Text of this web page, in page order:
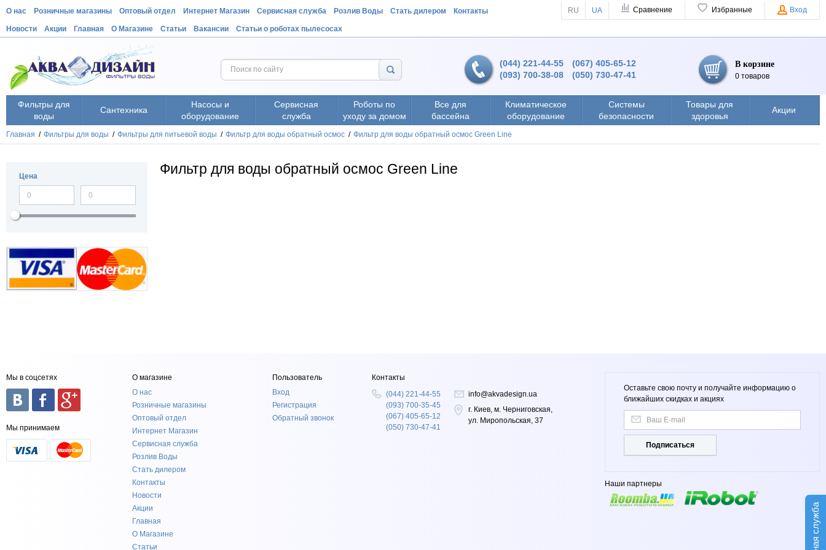
О нас Розничные магазины Оптовый отдел Интернет Магазин Сервисная служба Розлив Воды Стать дилером Контакты
Новости Акции Главная О Магазине Статьи Вакансии Статьи о роботах пылесосах
RU UA Сравнение Избранные Вход
(044) 221-44-55
(093) 700-38-08
(067) 405-65-12
(050) 730-47-41
В корзине
0 товаров
Фильтры для
воды
Сантехника
Насосы и
оборудование
Сервисная
служба
Роботы по
уходу за домом
Все для
бассейна
Климатическое
оборудование
Системы
безопасности
Товары для
здоровья
Акции
Главная / Фильтры для воды / Фильтры для питьевой воды / Фильтр для воды обратный осмос / Фильтр для воды обратный осмос Green Line
Цена Фильтр для воды обратный осмос Green Line
Мы в соцсетях
Мы принимаем
О магазине
О нас
Розничные магазины
Оптовый отдел
Интернет Магазин
Сервисная служба
Розлив Воды
Стать дилером
Контакты
Новости
Акции
Главная
О Магазине
Статьи
Пользователь
Вход
Регистрация
Обратный звонок
Контакты
(044) 221-44-55
(093) 700-35-45
(067) 405-65-12
(050) 730-47-41
info@akvadesign.ua
г. Киев, м. Черниговская,
ул. Миропольская, 37
Оставьте свою почту и получайте информацию о
ближайших скидках и акциях
Подписаться
Наши партнеры